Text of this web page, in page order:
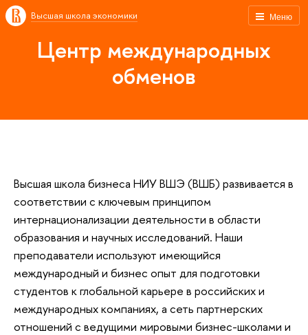
Меню
Высшая школа экономики
Центр международных
обменов
Высшая школа бизнеса НИУ ВШЭ (ВШБ) развивается в
соответствии с ключевым принципом
интернационализации деятельности в области
образования и научных исследований. Наши
преподаватели используют имеющийся
международный и бизнес опыт для подготовки
студентов к глобальной карьере в российских и
международных компаниях, а сеть партнерских
отношений с ведущими мировыми бизнес-школами и